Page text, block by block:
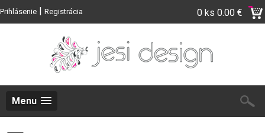
Prihlásenie | Registrácia 0 ks 0.00 €
Menu